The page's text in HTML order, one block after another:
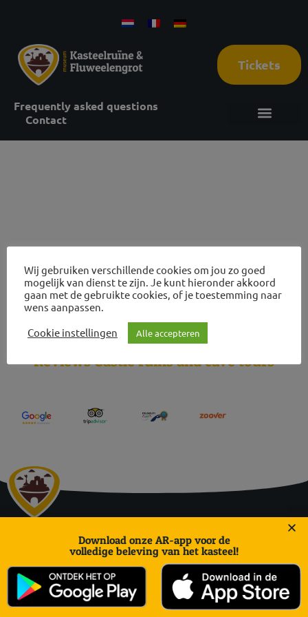
Tickets
Frequently asked questions
Contact
november
2026
Reviews Castle ruins and cave tours
Daalhemerweg 27 | 6301 BJ Valkenburg aan de Geul
Wij gebruiken verschillende cookies om jou zo goed
mogelijk van dienst te zijn. Je kunt hieronder akkoord
gaan met de gebruikte cookies, of je toestemming naar
wens aanpassen.
Cookie instellingen
Alle accepteren
Download onze AR-app voor de
volledige beleving van het kasteel!